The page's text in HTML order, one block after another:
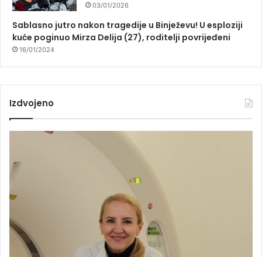
03/01/2026
Sablasno jutro nakon tragedije u Binježevu! U esploziji
kuće poginuo Mirza Delija (27), roditelji povrijeđeni
16/01/2024
Izdvojeno